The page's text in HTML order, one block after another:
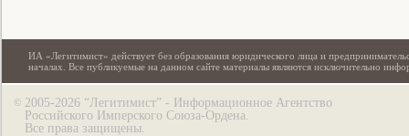
ИА «Легитимист» действует без образования юридического лица и
началах. Все публикуемые на данном сайте материалы являются исключительно
© 2005-2026 “Легитимист” - Информационное Агентство
Российского Имперского Союза-Ордена.
Все права защищены.